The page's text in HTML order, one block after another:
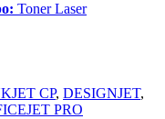
Toner Laser
CP, DESIGNJET,
PRO